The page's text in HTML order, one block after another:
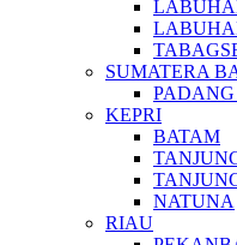
SUMATERA
PADANG
KEPRI
BATAM
NATUNA
RIAU